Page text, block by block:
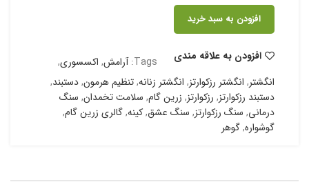
افزودن به سبد خرید
افزودن به علاقه مندی Tags: آرامش, اکسسوری,
انگشتر, انگشتر رزکوارتز, انگشتر زنانه,تنظیم هرمون,دستبند,
دستبند رزکوارتز, رزکوارتز, زرین گام, سلامت تخمدان, سنگ
درمانی, سنگ رزکوارتز, سنگ عشق,کینه,گالری زرین گام,
گوشواره,گوهر